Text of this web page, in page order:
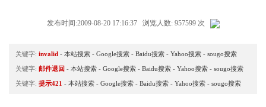
发布时间:2009-08-20 17:16:37 浏览人数: 957599 次
关键字: invalid - 本站搜索 - Google搜索 - Baidu搜索 - Yahoo搜索 - sougo搜索
关键字: 邮件退回 - 本站搜索 - Google搜索 - Baidu搜索 - Yahoo搜索 - sougo搜索
关键字: 提示421 - 本站搜索 - Google搜索 - Baidu搜索 - Yahoo搜索 - sougo搜索